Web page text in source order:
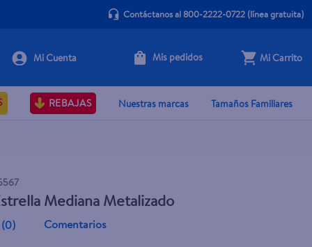
Contáctanos al 800-2222-0722(línea gratuita)
Mis pedidos Mi Carrito
REBAJAS Nuestras marcas Tamaños Familiares
Mediana Metalizado
(0) Comentarios
+ Agregar